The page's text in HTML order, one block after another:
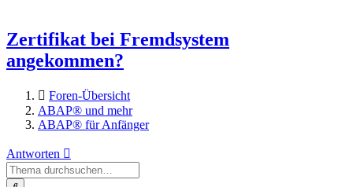
Zertifikat bei Fremdsystem
angekommen?
Foren-Übersicht
ABAP® und mehr
ABAP® für Anfänger
Antworten